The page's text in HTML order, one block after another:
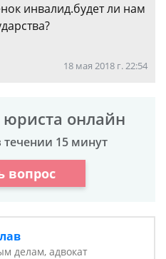
инвалид.будет ли нам
18 мая 2018 г. 22:54
юриста онлайн
течении 15 минут
вопрос
делам, адвокат